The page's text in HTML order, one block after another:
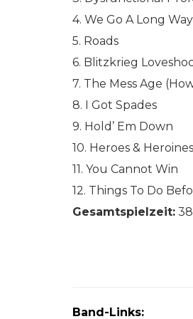
4. We Go A Long
5. Roads
6. Blitzkrieg
7. The Mess Age
8. I Got Spades
9. Hold’ Em Down
10. Heroes & Heroines
11. You Cannot Win
12. Things To Do
Gesamtspielzeit:
Band-Links: